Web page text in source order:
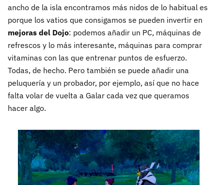
ancho de la isla encontramos más nidos de lo habitual es
porque los vatios que consigamos se pueden invertir en
mejoras del Dojo: podemos añadir un PC, máquinas de
refrescos y lo más interesante, máquinas para comprar
vitaminas con las que entrenar puntos de esfuerzo.
Todas, de hecho. Pero también se puede añadir una
peluquería y un probador, por ejemplo, así que no hace
falta volar de vuelta a Galar cada vez que queramos
hacer algo.